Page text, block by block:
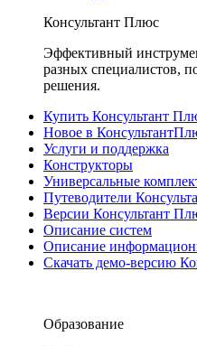
Консультант Плюс
Эффективный
разных специалистов,
решения.
Купить Консультант
Новое в
Услуги и поддержка
Конструкторы
Универсальные
Путеводители
Версии Консультант
Описание систем
Описание
Скачать демо-версию
Образование